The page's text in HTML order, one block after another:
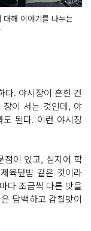
대해 이야기를 나누는
다. 야시장이 흔한 건
이 서는 것인데, 야
된다. 이런 야시장
점이 있고, 심지어 학
육덮밥 같은 것이라
다 조금씩 다른 맛을
담백하고 감칠맛이